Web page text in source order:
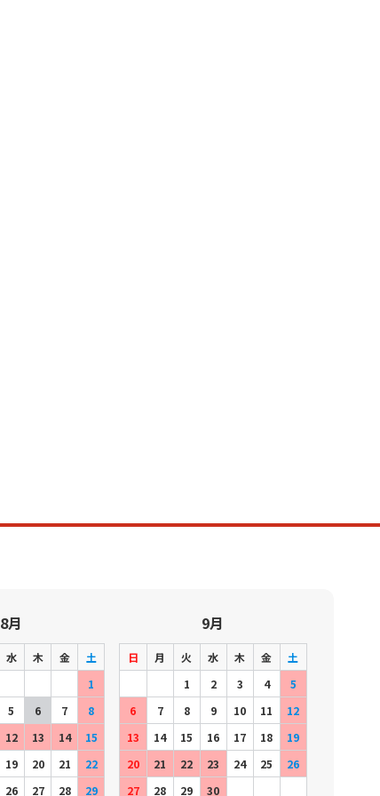
8月
水 木 金
土
1
5 6 7
8
12 13 14
15
19 20 21
22
26 27 28 29
9月
日 月 火 水 木 金
土
1
2 3 4
5
6
7 8 9 10 11
12
13
14 15 16 17 18
19
20
21 22 23 24 25
26
27
28 29 30